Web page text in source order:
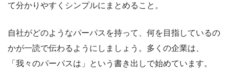
て分かりやすくシンプルにまとめること。
自社がどのようなパーパスを持って、何を目指しているの
かが一読で伝わるようにしましょう。多くの企業は、
「我々のパーパスは」という書き出しで始めています。